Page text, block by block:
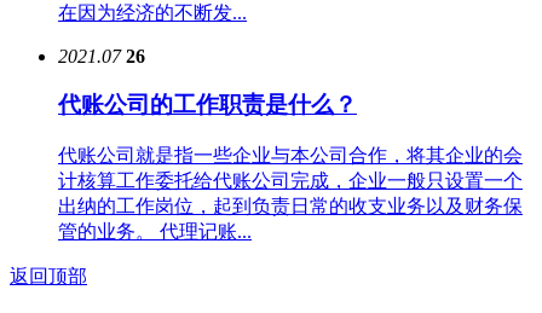
在因为经济的不断发...
2021.07 26
代账公司的工作职责是什么？
代账公司就是指一些企业与本公司合作，将其企业的会
计核算工作委托给代账公司完成，企业一般只设置一个
出纳的工作岗位，起到负责日常的收支业务以及财务保
管的业务。 代理记账...
返回顶部